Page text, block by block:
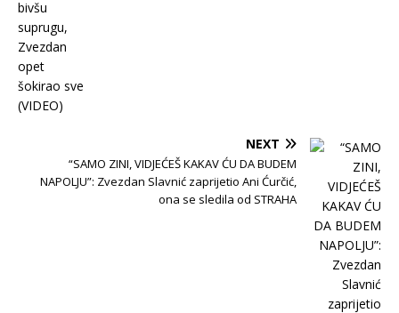
NEXT
“SAMO ZINI, VIDJEĆEŠ KAKAV ĆU DA BUDEM
NAPOLJU”: Zvezdan Slavnić zaprijetio Ani Ćurčić,
ona se sledila od STRAHA